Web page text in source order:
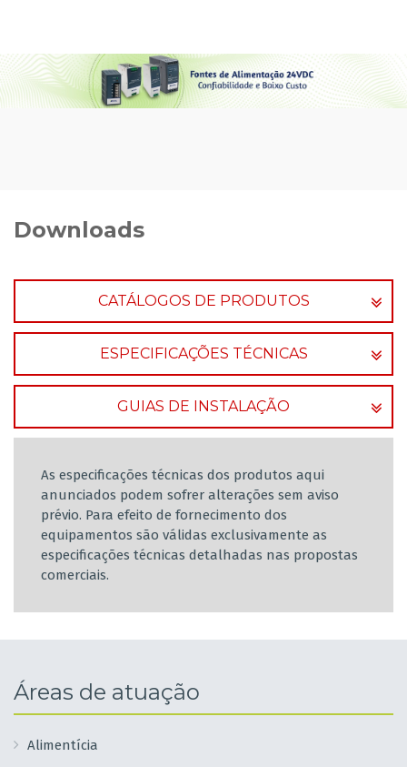
Downloads
CATÁLOGOS DE PRODUTOS
ESPECIFICAÇÕES TÉCNICAS
GUIAS DE INSTALAÇÃO
As especificações técnicas dos produtos aqui
anunciados podem sofrer alterações sem aviso
prévio. Para efeito de fornecimento dos
equipamentos são válidas exclusivamente as
especificações técnicas detalhadas nas propostas
comerciais.
Áreas de atuação
Alimentícia